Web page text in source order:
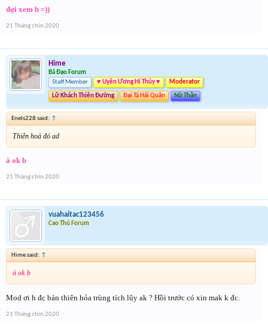
đợi xem b =))
21 Tháng chín 2020
Hime
Bá Đạo Forum
Staff Member
♥ Uyên Ương Hí Thủy ♥ Moderator
Lữ Khách Thiên Đường Đại Tá Hải Quân Nữ Thần
Enels228 said: ↑
Thiên hoả đó ad
à ok b
21 Tháng chín 2020
vuahaitac123456
Cao Thủ Forum
Hime said: ↑
à ok b
Mod ơi h đc bán thiên hỏa trùng tích lũy ak ? Hồi trước có xin mak k đc.
21 Tháng chín 2020